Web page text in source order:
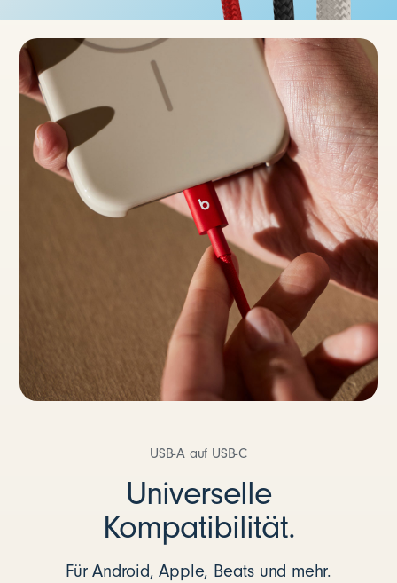
USB-A auf USB-C
Universelle
Kompatibilität.
Für Android, Apple, Beats und mehr.